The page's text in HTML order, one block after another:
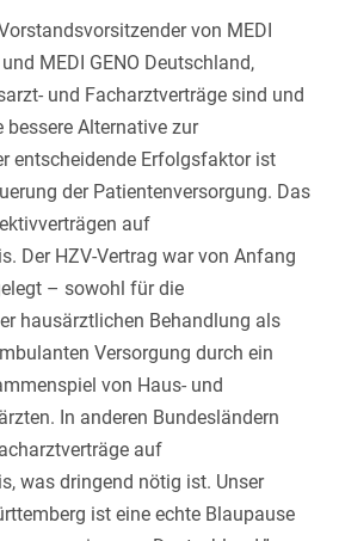
von MEDI
MEDI GENO Deutschland,
und Facharztverträge sind und
bessere Alternative zur
entscheidende Erfolgsfaktor ist
der Patientenversorgung. Das
auf
Der HZV-Vertrag war von Anfang
– sowohl für die
hausärztlichen Behandlung als
Versorgung durch ein
von Haus- und
In anderen Bundesländern
auf
was dringend nötig ist. Unser
ist eine echte Blaupause